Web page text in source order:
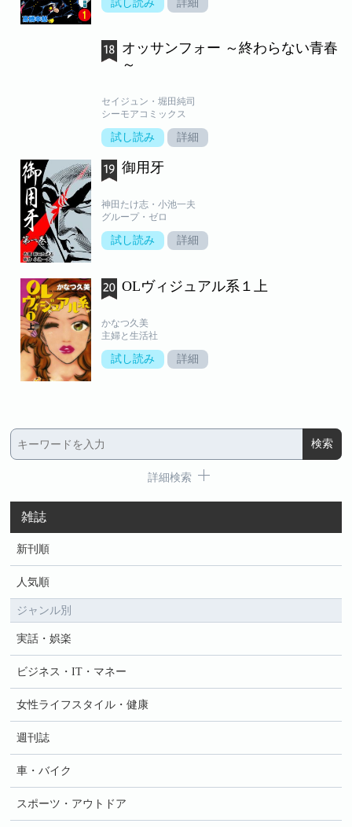
試し読み 詳細
オッサンフォー ～終わらない青春
～
セイジュン・堀田純司
シーモアコミックス
試し読み 詳細
御用牙
神田たけ志・小池一夫
グループ・ゼロ
試し読み 詳細
OLヴィジュアル系１上
かなつ久美
主婦と生活社
試し読み 詳細
詳細検索
雑誌
新刊順
人気順
ジャンル別
実話・娯楽
ビジネス・IT・マネー
女性ライフスタイル・健康
週刊誌
車・バイク
スポーツ・アウトドア